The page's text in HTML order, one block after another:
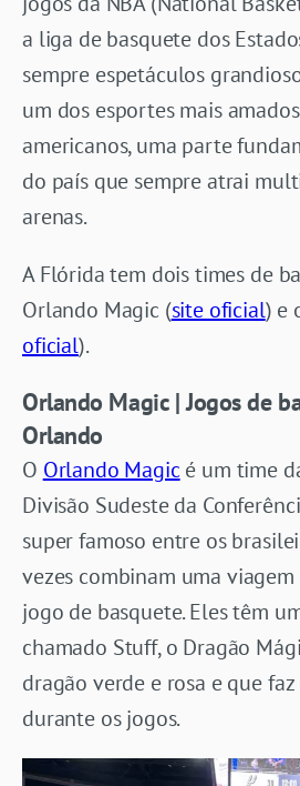
a liga de basquete dos
sempre espetáculos
um dos esportes mais
americanos, uma parte
do país que sempre atrai
arenas.
A Flórida tem dois times de
Orlando Magic (site oficial) e
oficial).
Orlando Magic | Jogos de
Orlando
O Orlando Magicé um time
Divisão Sudeste da
super famoso entre os
vezes combinam uma
jogo de basquete. Eles têm
chamado Stuff, o Dragão
dragão verde e rosa e que
durante os jogos.